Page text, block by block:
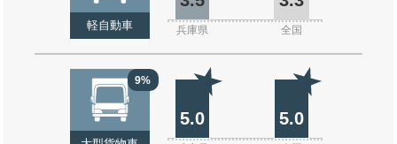
軽自動車 兵庫県 全国
9%
5.0 5.0